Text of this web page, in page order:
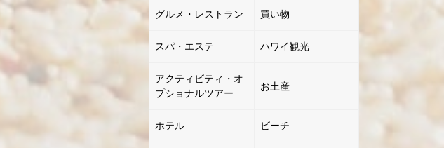
グルメ・レストラン 買い物
スパ・エステ ハワイ観光
アクティビティ・オ
プショナルツアー
お土産
ホテル ビーチ